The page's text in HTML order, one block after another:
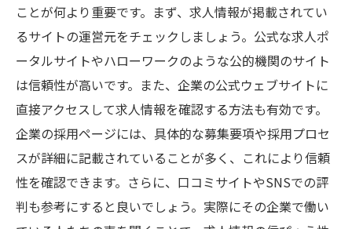
ことが何より重要です。まず、求人情報が掲載されてい
るサイトの運営元をチェックしましょう。公式な求人ポ
ータルサイトやハローワークのような公的機関のサイト
は信頼性が高いです。また、企業の公式ウェブサイトに
直接アクセスして求人情報を確認する方法も有効です。
企業の採用ページには、具体的な募集要項や採用プロセ
スが詳細に記載されていることが多く、これにより信頼
性を確認できます。さらに、口コミサイトやSNSでの評
判も参考にすると良いでしょう。実際にその企業で働い